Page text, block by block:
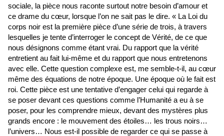
sociale, la pièce nous raconte surtout notre besoin d’amour et
ce drame du cœur, lorsque l’on ne sait pas le dire. « La Loi du
corps noir est la première pièce d’une série de trois, à travers
lesquelles je tente d’interroger le concept de Vérité, de ce que
nous désignons comme étant vrai. Du rapport que la vérité
entretient au fait lui-même et du rapport que nous entretenons
avec elle. Cette question complexe est, me semble-t-il, au cœur
même des équations de notre époque. Une époque où le fait est
roi. Cette pièce est une tentative d’engager celui qui regarde à
se poser devant ces questions comme l’Humanité a eu à se
poser, pour les comprendre mieux, devant des mystères plus
grands encore : le mouvement des étoiles… les trous noirs…
l’univers… Nous est-il possible de regarder ce qui se passe à